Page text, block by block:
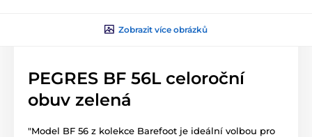
Zobrazit více obrázků
PEGRES BF 56L celoroční
obuv zelená
"Model BF 56 z kolekce Barefoot je ideální volbou pro